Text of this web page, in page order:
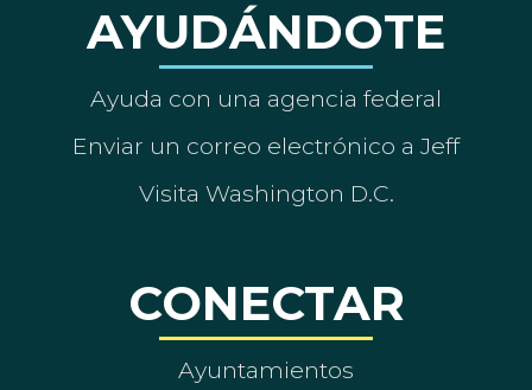
AYUDÁNDOTE
Ayuda con una agencia federal
Enviar un correo electrónico a Jeff
Visita Washington D.C.
CONECTAR
Ayuntamientos